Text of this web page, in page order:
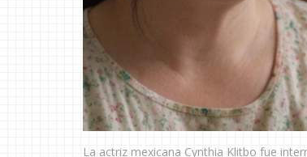
La actriz mexicana Cynthia Klitbo fue